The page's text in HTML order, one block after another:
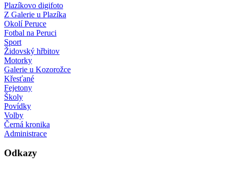
Plazíkovo digifoto
Z Galerie u Plazíka
Okolí Peruce
Fotbal na Peruci
Sport
Židovský hřbitov
Motorky
Galerie u Kozorožce
Křesťané
Fejetony
Školy
Povídky
Volby
Černá kronika
Administrace
Odkazy